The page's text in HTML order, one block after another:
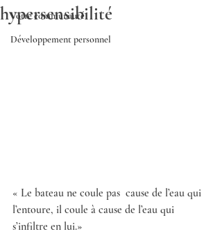
Votre communauté
Développement personnel
hypersensibilité
« Le bateau ne coule pas  cause de l’eau qui
l’entoure, il coule à cause de l’eau qui
s’infiltre en lui.»